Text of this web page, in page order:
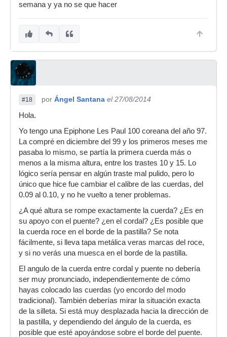
semana y ya no se que hacer
#18 por Ángel Santana el 27/08/2014
Hola.
Yo tengo una Epiphone Les Paul 100 coreana del año 97.
La compré en diciembre del 99 y los primeros meses me
pasaba lo mismo, se partía la primera cuerda más o
menos a la misma altura, entre los trastes 10 y 15. Lo
lógico sería pensar en algún traste mal pulido, pero lo
único que hice fue cambiar el calibre de las cuerdas, del
0.09 al 0.10, y no he vuelto a tener problemas.
¿A qué altura se rompe exactamente la cuerda? ¿Es en
su apoyo con el puente? ¿en el cordal? ¿Es posible que
la cuerda roce en el borde de la pastilla? Se nota
fácilmente, si lleva tapa metálica veras marcas del roce,
y si no verás una muesca en el borde de la pastilla.
El angulo de la cuerda entre cordal y puente no debería
ser muy pronunciado, independientemente de cómo
hayas colocado las cuerdas (yo encordo del modo
tradicional). También deberías mirar la situación exacta
de la silleta. Si está muy desplazada hacia la dirección de
la pastilla, y dependiendo del ángulo de la cuerda, es
posible que esté apoyándose sobre el borde del puente.